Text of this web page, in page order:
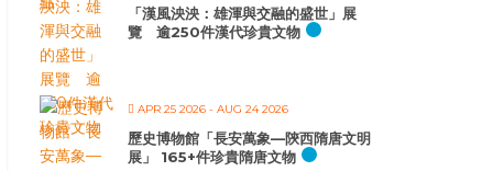
「漢風泱泱：雄渾與交融的盛世」展
覽 逾250件漢代珍貴文物
APR 25 2026 - AUG 24 2026
歷史博物館「長安萬象—陝西隋唐文明
展」 165+件珍貴隋唐文物